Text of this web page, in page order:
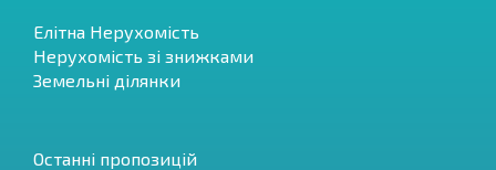
Елітна Нерухомість
Нерухомість зі знижками
Земельні ділянки
Останні пропозицій